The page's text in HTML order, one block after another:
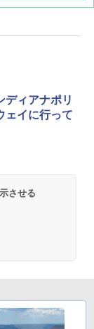
チ アウトドアパ
ト付 折りたたみ
レー 熊スプレー
（連続噴射15
プ・アウトドア・
時用 日本国内発
ディアナポリ
ェイに行って
させる